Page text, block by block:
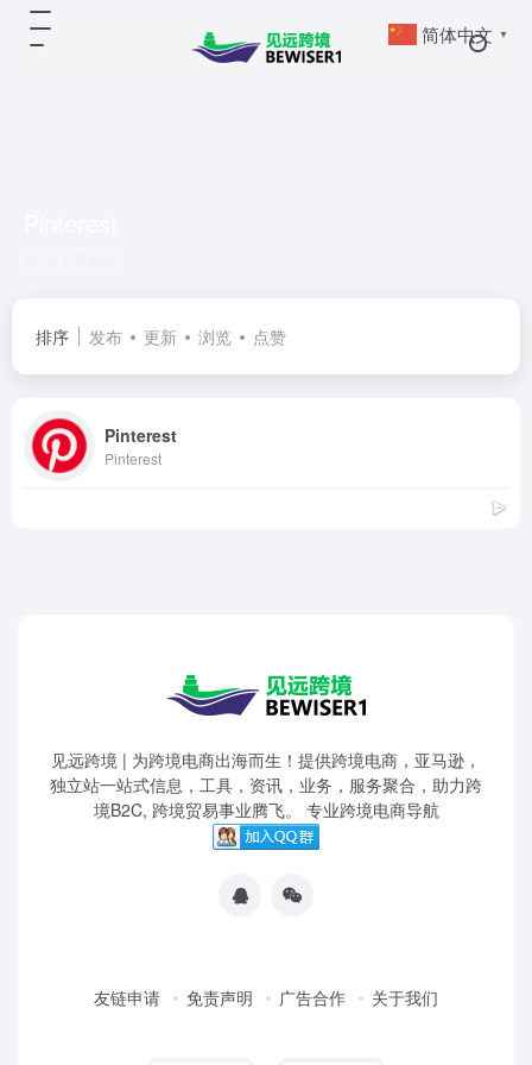
排序 发布 更新 浏览 点赞
Pinterest
Pinterest
见远跨境 | 为跨境电商出海而生！提供跨境电商，亚马逊，
独立站一站式信息，工具，资讯，业务，服务聚合，助力跨
境B2C, 跨境贸易事业腾飞。 专业跨境电商导航
友链申请 免责声明 广告合作 关于我们
简体中文 ▼